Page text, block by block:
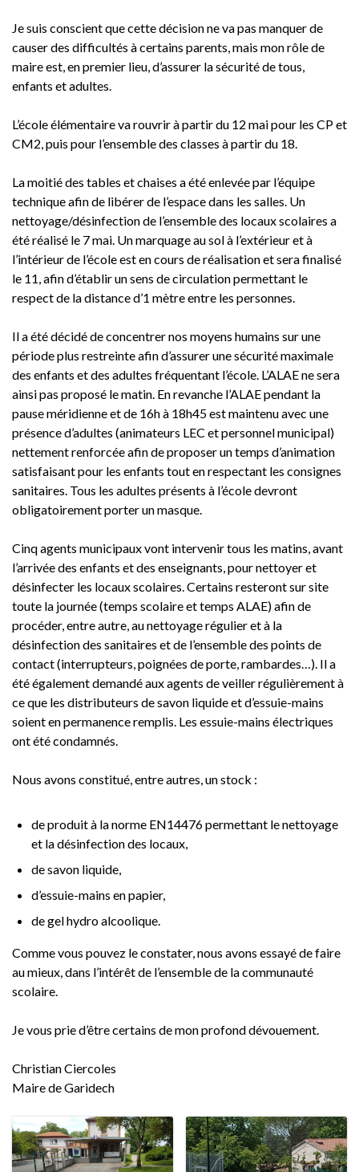
Je suis conscient que cette décision ne va pas manquer de
causer des difficultés à certains parents, mais mon rôle de
maire est, en premier lieu, d’assurer la sécurité de tous,
enfants et adultes.
L’école élémentaire va rouvrir à partir du 12 mai pour les CP et
CM2, puis pour l’ensemble des classes à partir du 18.
La moitié des tables et chaises a été enlevée par l’équipe
technique afin de libérer de l’espace dans les salles. Un
nettoyage/désinfection de l’ensemble des locaux scolaires a
été réalisé le 7 mai. Un marquage au sol à l’extérieur et à
l’intérieur de l’école est en cours de réalisation et sera finalisé
le 11, afin d’établir un sens de circulation permettant le
respect de la distance d’1 mètre entre les personnes.
Il a été décidé de concentrer nos moyens humains sur une
période plus restreinte afin d’assurer une sécurité maximale
des enfants et des adultes fréquentant l’école. L’ALAE ne sera
ainsi pas proposé le matin. En revanche l’ALAE pendant la
pause méridienne et de 16h à 18h45 est maintenu avec une
présence d’adultes (animateurs LEC et personnel municipal)
nettement renforcée afin de proposer un temps d’animation
satisfaisant pour les enfants tout en respectant les consignes
sanitaires. Tous les adultes présents à l’école devront
obligatoirement porter un masque.
Cinq agents municipaux vont intervenir tous les matins, avant
l’arrivée des enfants et des enseignants, pour nettoyer et
désinfecter les locaux scolaires. Certains resteront sur site
toute la journée (temps scolaire et temps ALAE) afin de
procéder, entre autre, au nettoyage régulier et à la
désinfection des sanitaires et de l’ensemble des points de
contact (interrupteurs, poignées de porte, rambardes…). Il a
été également demandé aux agents de veiller régulièrement à
ce que les distributeurs de savon liquide et d’essuie-mains
soient en permanence remplis. Les essuie-mains électriques
ont été condamnés.
Nous avons constitué, entre autres, un stock :
de produit à la norme EN14476 permettant le nettoyage
et la désinfection des locaux,
de savon liquide,
d’essuie-mains en papier,
de gel hydro alcoolique.
Comme vous pouvez le constater, nous avons essayé de faire
au mieux, dans l’intérêt de l’ensemble de la communauté
scolaire.
Je vous prie d’être certains de mon profond dévouement.
Christian Ciercoles
Maire de Garidech